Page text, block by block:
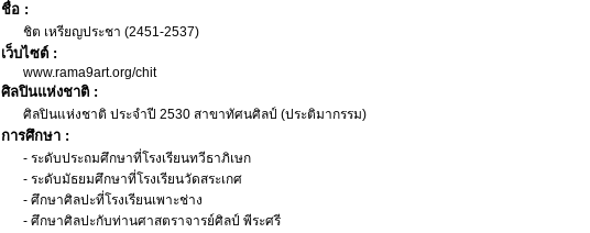
ชื่อ :
ชิต เหรียญประชา (2451-2537)
เว็บไซต์ :
www.rama9art.org/chit
ศิลปินแห่งชาติ :
ศิลปินแห่งชาติ ประจำปี 2530 สาขาทัศนศิลป์ (ประติมากรรม)
การศึกษา :
- ระดับประถมศึกษาที่โรงเรียนทวีธาภิเษก
- ระดับมัธยมศึกษาที่โรงเรียนวัดสระเกศ
- ศึกษาศิลปะที่โรงเรียนเพาะช่าง
- ศึกษาศิลปะกับท่านศาสตราจารย์ศิลป์ พีระศรี